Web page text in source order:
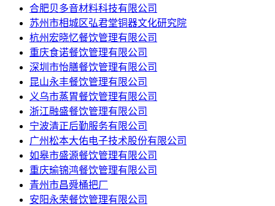
合肥贝多音材料科技有限公司
苏州市相城区弘君堂铜器文化研究院
杭州宏晓忆餐饮管理有限公司
重庆食诺餐饮管理有限公司
深圳市怡膳餐饮管理有限公司
昆山永丰餐饮管理有限公司
义乌市蒸胃餐饮管理有限公司
浙江融盛餐饮管理有限公司
宁波清正后勤服务有限公司
广州松本大佑电子技术股份有限公司
如皋市盛源餐饮管理有限公司
重庆瑜锦鸿餐饮管理有限公司
青州市昌舜桶把厂
安阳永荣餐饮管理有限公司